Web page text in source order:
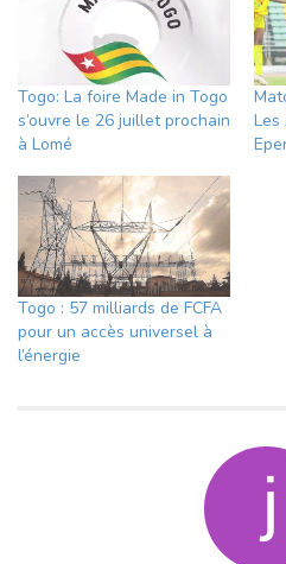
Togo: La foire Made in Togo
s’ouvre le 26 juillet prochain
à Lomé
Les
Togo : 57 milliards de FCFA
pour un accès universel à
l’énergie